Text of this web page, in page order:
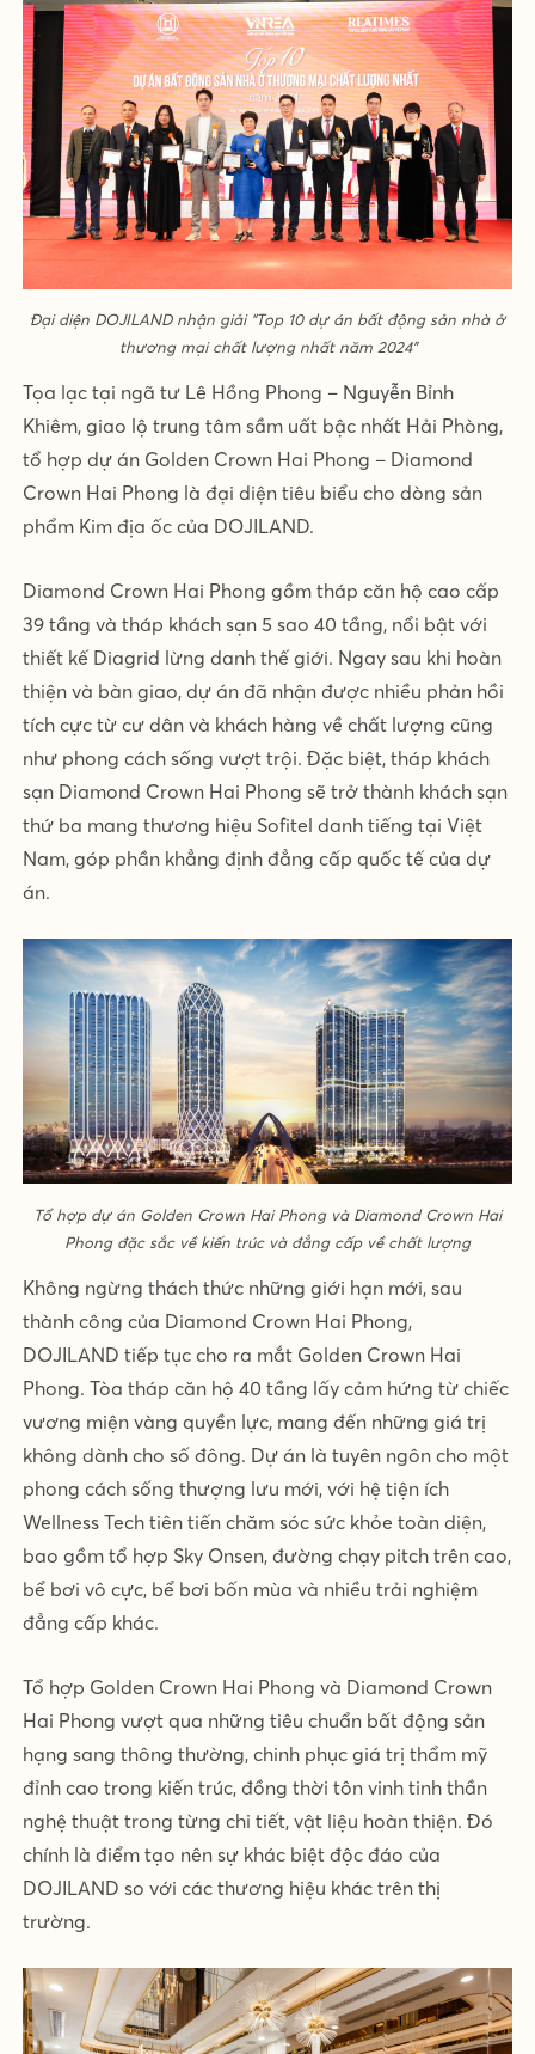
Đại diện DOJILAND nhận giải “Top 10 dự án bất động sản nhà ở
thương mại chất lượng nhất năm 2024”
Tọa lạc tại ngã tư Lê Hồng Phong – Nguyễn Bỉnh
Khiêm, giao lộ trung tâm sầm uất bậc nhất Hải Phòng,
tổ hợp dự án Golden Crown Hai Phong – Diamond
Crown Hai Phong là đại diện tiêu biểu cho dòng sản
phẩm Kim địa ốc của DOJILAND.
Diamond Crown Hai Phong gồm tháp căn hộ cao cấp
39 tầng và tháp khách sạn 5 sao 40 tầng, nổi bật với
thiết kế Diagrid lừng danh thế giới. Ngay sau khi hoàn
thiện và bàn giao, dự án đã nhận được nhiều phản hồi
tích cực từ cư dân và khách hàng về chất lượng cũng
như phong cách sống vượt trội. Đặc biệt, tháp khách
sạn Diamond Crown Hai Phong sẽ trở thành khách sạn
thứ ba mang thương hiệu Sofitel danh tiếng tại Việt
Nam, góp phần khẳng định đẳng cấp quốc tế của dự
án.
Tổ hợp dự án Golden Crown Hai Phong và Diamond Crown Hai
Phong đặc sắc về kiến trúc và đẳng cấp về chất lượng
Không ngừng thách thức những giới hạn mới, sau
thành công của Diamond Crown Hai Phong,
DOJILAND tiếp tục cho ra mắt Golden Crown Hai
Phong. Tòa tháp căn hộ 40 tầng lấy cảm hứng từ chiếc
vương miện vàng quyền lực, mang đến những giá trị
không dành cho số đông. Dự án là tuyên ngôn cho một
phong cách sống thượng lưu mới, với hệ tiện ích
Wellness Tech tiên tiến chăm sóc sức khỏe toàn diện,
bao gồm tổ hợp Sky Onsen, đường chạy pitch trên cao,
bể bơi vô cực, bể bơi bốn mùa và nhiều trải nghiệm
đẳng cấp khác.
Tổ hợp Golden Crown Hai Phong và Diamond Crown
Hai Phong vượt qua những tiêu chuẩn bất động sản
hạng sang thông thường, chinh phục giá trị thẩm mỹ
đỉnh cao trong kiến trúc, đồng thời tôn vinh tinh thần
nghệ thuật trong từng chi tiết, vật liệu hoàn thiện. Đó
chính là điểm tạo nên sự khác biệt độc đáo của
DOJILAND so với các thương hiệu khác trên thị
trường.